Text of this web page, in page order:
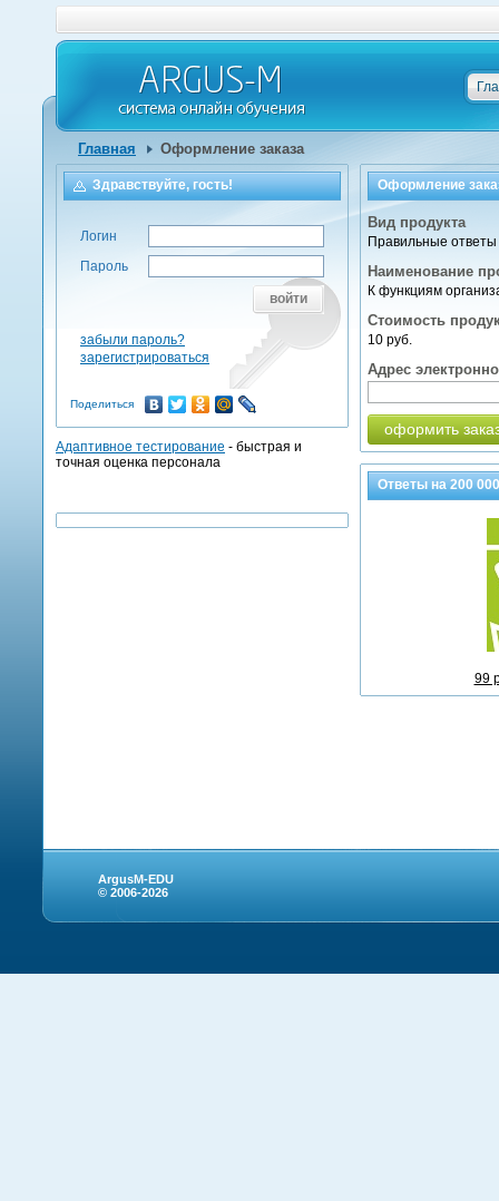
Главная Оформление заказа
Оформление
Вид продукта
Правильные ответы
Наименование
К функциям
Стоимость
10 руб.
Адрес
оформить
Ответы на200 000
99
Здравствуйте, гость!
Логин
Пароль
войти
забыли пароль?
зарегистрироваться
Поделиться
Адаптивное тестирование - быстрая и
точная оценка персонала
ArgusM-EDU
© 2006-2026